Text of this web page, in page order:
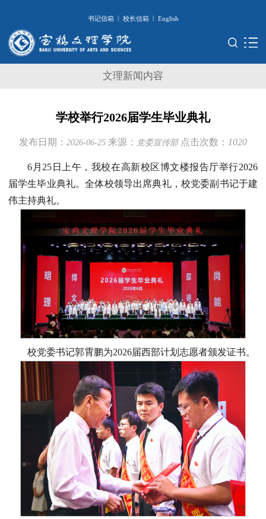
书记信箱 | 校长信箱 | English
文理新闻内容
学校举行2026届学生毕业典礼
发布日期： 2026-06-25 来源： 党委宣传部 点击次数： 1020
6月25日上午，我校在高新校区博文楼报告厅举行2026
届学生毕业典礼。全体校领导出席典礼，校党委副书记于建
伟主持典礼。
校党委书记郭霄鹏为2026届西部计划志愿者颁发证书。